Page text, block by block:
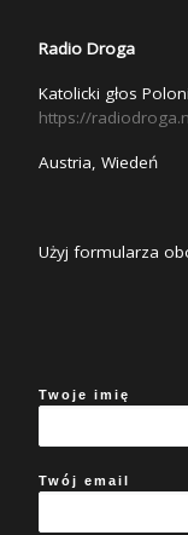
Radio Droga
Katolicki głos
https://
Austria, Wiedeń
Użyj formularza
Twoje imię
Twój email